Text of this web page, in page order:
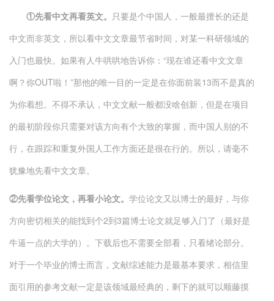
①先看中文再看英文。 只要是个中国人，一般最擅长的还是
中文而非英文，所以看中文文章最节省时间，对某一科研领域的
入门也最快。如果有人牛哄哄地告诉你：“现在谁还看中文文章
啊？你OUT啦！”那他的唯一目的一定是在你面前装13而不是真的
为你着想。不得不承认，中文文献一般都没啥创新，但是在项目
的最初阶段你只需要对该方向有个大致的掌握，而中国人别的不
行，在跟踪和重复外国人工作方面还是很在行的。所以，请毫不
犹豫地先看中文文章。
②先看学位论文，再看小论文。 学位论文又以博士的最好，与你
方向密切相关的能找到个2到3篇博士论文就足够入门了（最好是
牛逼一点的大学的）。下载后也不需要全部看，只看绪论部分。
对于一个毕业的博士而言，文献综述能力是最基本要求，相信里
面引用的参考文献一定是该领域最经典的，剩下的就可以顺藤摸